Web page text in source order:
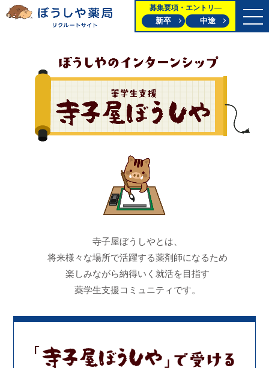
募集要項・エントリ―
新卒 中途
寺子屋ぼうしやとは、
将来様々な場所で活躍する薬剤師になるため
楽しみながら納得いく就活を目指す
薬学生支援コミュニティです。